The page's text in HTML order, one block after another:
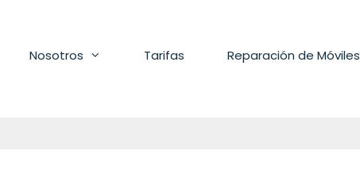
Nosotros Tarifas Reparación de Móviles